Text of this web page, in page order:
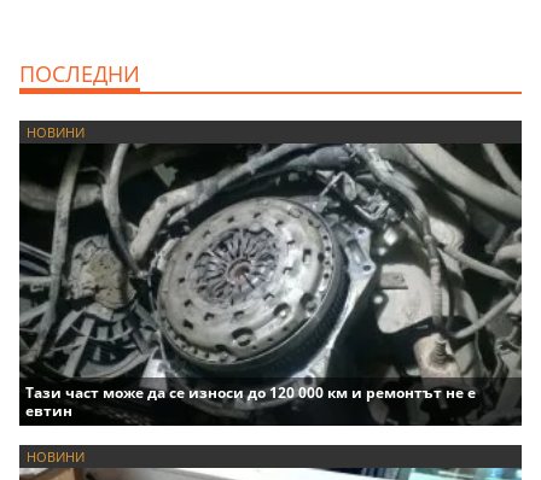
ПОСЛЕДНИ
НОВИНИ
Тази част може да се износи до 120 000 км и ремонтът не е
евтин
НОВИНИ